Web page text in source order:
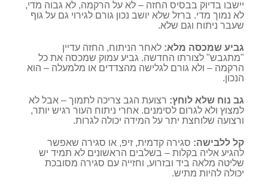
יישבו בדיוק בבסיס החזה – לא על הרקמה, לא גבוה מדי,
לא נמוך מדי. ברזל שלא יושב נכון גורם לגירוי גם על גוף
שעבר ניתוח וגם שלא.
גביע שמכסה מלא: לאחר הניתוח, החזה עדיין
"מתגבש" לצורתו החדשה. גביע עמוק שמכסה את כל
הרקמה – ולא גורם לגלישה מהצדדים או מלמעלה – הוא
הנכון.
גב נוח שלא לוחץ: רצועת הגב צריכה לתמוך – אבל לא
למצוץ ולא לגרום לסימנים. אחרי ניתוח העור רגיש יותר,
ורצועה שלוחצת יתר על המידה יכולה לגרות.
קל ללבישה: סגירה קדמית, זיפ, או סגירה שאפשר
להגיע אליה בקלות – בשלבים הראשונים לא תמיד יש
שליטה מלאה ביד ובזרוע, וחזייה עם סגירה מסובכת
יכולה להיות מתיש.